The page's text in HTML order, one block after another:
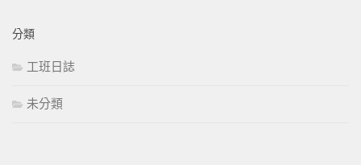
分類
工班日誌
未分類